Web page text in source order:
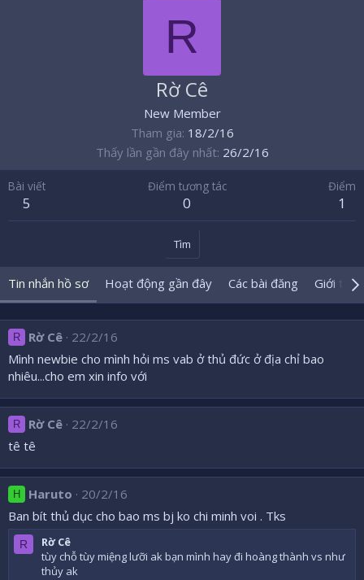
R
Rờ Cê
New Member
Tham gia 18/2/16
Thấy lần gần đây nhất 26/2/16
Bài viết
5
Điểm tương tác
0
Điểm
1
Tìm
Tin nhắn hồ sơ Hoạt động gần đây Các bài đăng Giới
R Rờ Cê 22/2/16
Mình newbie cho mình hỏi ms vab ở thủ đức ở địa chỉ bao
nhiêu...cho em xin info với
R Rờ Cê 22/2/16
tê tê
H Haruto
20/2/16
Ban bít thủ dục cho bao ms bj ko chi minh voi . Tks
R
Rờ Cê
tùy chỗ tùy miệng lưỡi ak bạn mình hay đi hoàng thành vs như
thủy ak